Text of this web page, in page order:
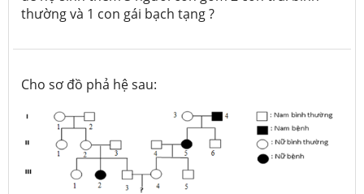
thường và 1 con gái bạch tạng ?
Cho sơ đồ phả hệ sau: